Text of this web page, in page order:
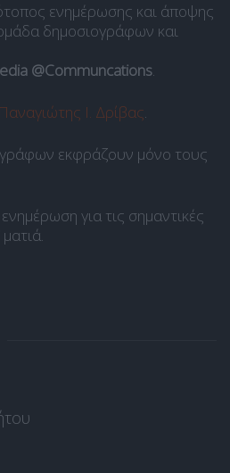
ενημέρωσης και άποψης
δημοσιογράφων και
@Communcations.
Παναγιώτης Ι. Δρίβας.
εκφράζουν μόνο τους
για τις σημαντικές